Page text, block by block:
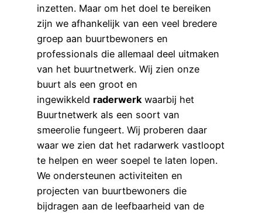
inzetten. Maar om het doel te bereiken
zijn we afhankelijk van een veel bredere
groep aan buurtbewoners en
professionals die allemaal deel uitmaken
van het buurtnetwerk. Wij zien onze
buurt als een groot en
ingewikkeld raderwerkwaarbij het
Buurtnetwerk als een soort van
smeerolie fungeert. Wij proberen daar
waar we zien dat het radarwerk vastloopt
te helpen en weer soepel te laten lopen.
We ondersteunen activiteiten en
projecten van buurtbewoners die
bijdragen aan de leefbaarheid van de